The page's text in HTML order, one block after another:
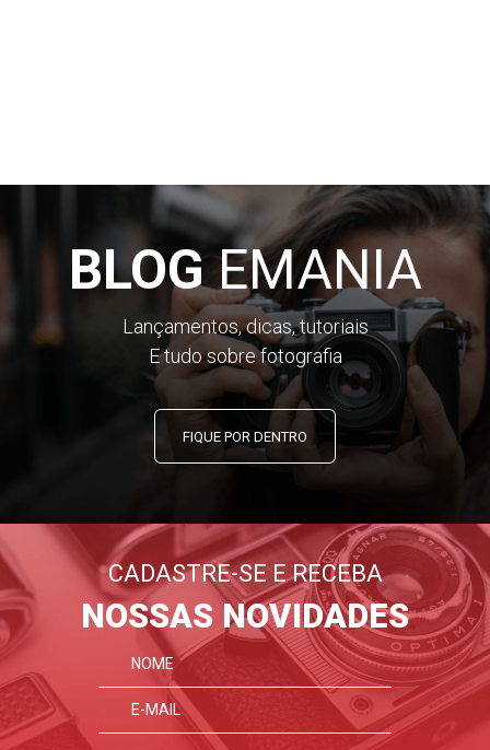
BLOGEMANIA
Lançamentos, dicas, tutoriais
E tudo sobre fotografia
FIQUE POR DENTRO
CADASTRE-SE E RECEBA
NOSSAS NOVIDADES